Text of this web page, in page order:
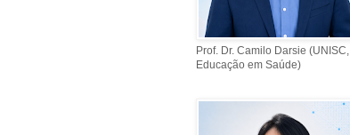
Prof. Dr. Camilo Darsie (UNISC,
Educação em Saúde)